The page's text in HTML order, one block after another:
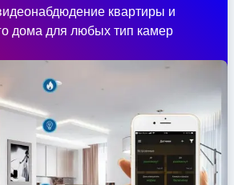
квартиры и
дома для любых тип камер